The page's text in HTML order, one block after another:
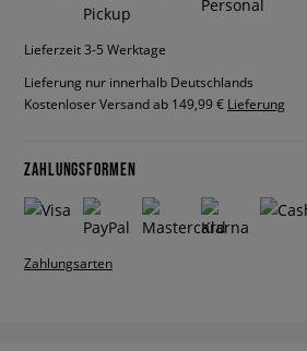
Lieferzeit 3-5 Werktage
Lieferung nur innerhalb Deutschlands
Kostenloser Versand ab 149,99 € Lieferung
ZAHLUNGSFORMEN
Zahlungsarten